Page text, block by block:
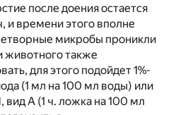
после доения остается
и времени этого вполне
микробы проникли
животного также
для этого подойдет 1%-
(1 мл на 100 мл воды) или
А (1 ч. ложка на 100 мл